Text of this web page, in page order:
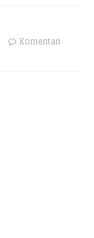
Komentari